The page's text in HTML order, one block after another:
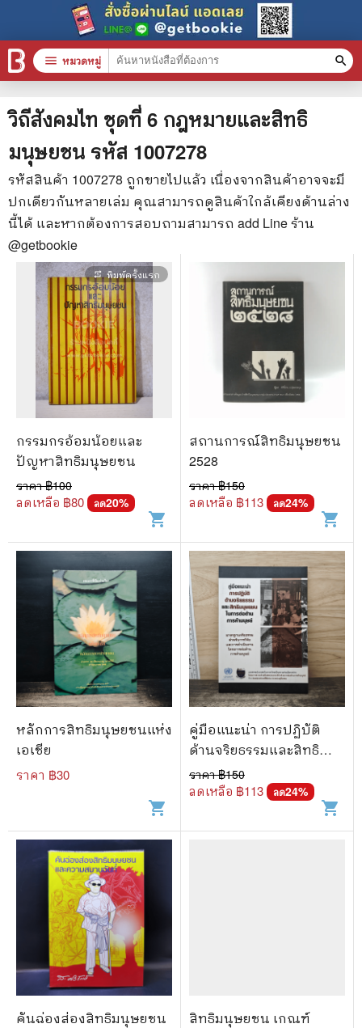
วิถีสังคมไท ชุดที่ 6 กฎหมายและสิทธิ
มนุษยชน รหัส 1007278
รหัสสินค้า 1007278 ถูกขายไปแล้ว เนื่องจากสินค้าอาจจะมี
ปกเดียวกันหลายเล่ม คุณสามารถดูสินค้าใกล้เคียงด้านล่าง
นี้ได้ และหากต้องการสอบถามสามารถ add Line ร้าน
@getbookie
repeat_one พิมพ์ครั้งแรก
กรรมกรอ้อมน้อยและ
ปัญหาสิทธิมนุษยชน
ราคา ฿100
ลดเหลือ ฿80 ลด20%
shopping_cart
สถานการณ์สิทธิมนุษยชน
2528
ราคา ฿150
ลดเหลือ ฿113 ลด24%
shopping_cart
หลักการสิทธิมนุษยชนแห่ง
เอเชีย
ราคา ฿30
shopping_cart
คู่มือแนะน่า การปฏิบัติ
ด้านจริยธรรมและสิทธิ
มนุษยชน ในการต่อต้าน
การค้ามนุษย์
ราคา ฿150
ลดเหลือ ฿113 ลด24%
shopping_cart
คันฉ่องส่องสิทธิมนุษยชน
สิทธิมนุษยชน เกณฑ์
menu หมวดหมู่ search
หมวดหมู่สินค้า
หนังสือทั้งหมด
stars สินค้าใช้เฉพาะแต้มเท่านั้น
📚 หนังสือทั่วไป
🦄 วรรณกรรม นิยาย เรื่องสั้น
🎓 การศึกษา
😼 หนังสือการ์ตูน
🐲 หนังสือเด็ก
📕 นิตยสาร
🎲 Board Game
📅 สินค้าอื่นๆ